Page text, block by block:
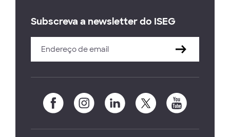
Subscreva a newsletter do ISEG